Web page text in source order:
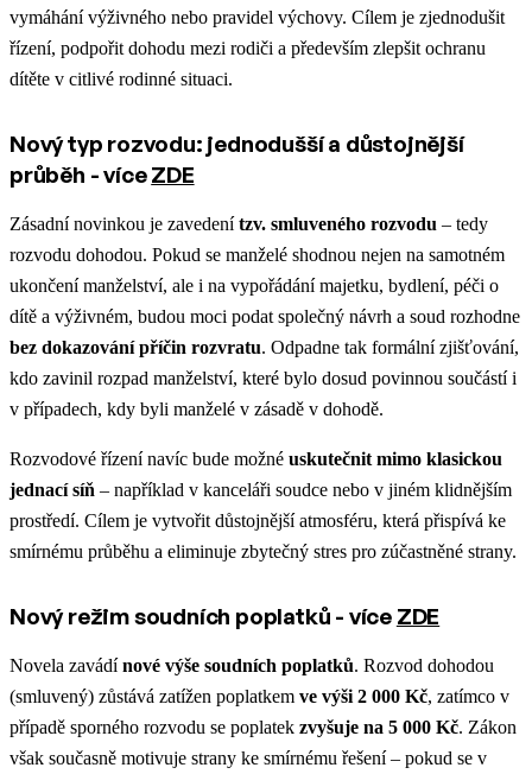
vymáhání výživného nebo pravidel výchovy. Cílem je zjednodušit
řízení, podpořit dohodu mezi rodiči a především zlepšit ochranu
dítěte v citlivé rodinné situaci.
Nový typ rozvodu: jednodušší a důstojnější
průběh - víceZDE
Zásadní novinkou je zavedenítzv. smluveného rozvodu – tedy
rozvodu dohodou. Pokud se manželé shodnou nejen na samotném
ukončení manželství, ale i na vypořádání majetku, bydlení, péči o
dítě a výživném, budou moci podat společný návrh a soud rozhodne
bez dokazování příčin rozvratu. Odpadne tak formální zjišťování,
kdo zavinil rozpad manželství, které bylo dosud povinnou součástí i
v případech, kdy byli manželé v zásadě v dohodě.
Rozvodové řízení navíc bude možné uskutečnit mimo klasickou
jednací síň – například v kanceláři soudce nebo v jiném klidnějším
prostředí. Cílem je vytvořit důstojnější atmosféru, která přispívá ke
smírnému průběhu a eliminuje zbytečný stres pro zúčastněné strany.
Nový režim soudních poplatků - více ZDE
Novela zavádínové výše soudních poplatků. Rozvod dohodou
(smluvený) zůstává zatížen poplatkem ve výši 2 000 Kč, zatímco v
případě sporného rozvodu se poplatek zvyšuje na 5 000 Kč. Zákon
však současně motivuje strany ke smírnému řešení – pokud se v